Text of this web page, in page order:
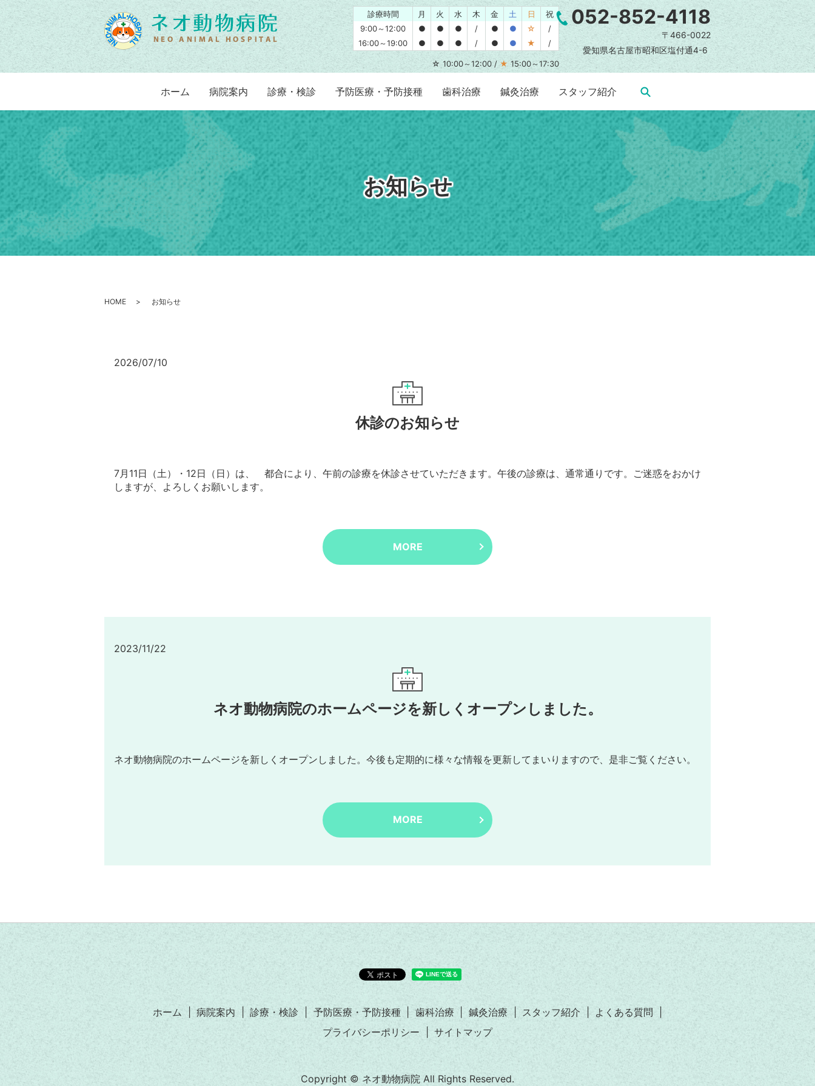
診療時間 月 火 水 木 金 土 日
祝
9:00～12:00
● ● ● / ● ● ☆
/
16:00～19:00
● ● ● / ● ● ★ /
☆ 10:00～12:00 / ★ 15:00～17:30
052-852-4118
〒466-0022
愛知県名古屋市昭和区塩付通4-6
ホーム 病院案内 診療・検診 予防医療・予防接種 歯科治療 鍼灸治療 スタッフ紹介
お知らせ
HOME お知らせ
2026/07/10
休診のお知らせ
7月11日（土）・12日（日）は、 都合により、午前の診療を休診させていただきます。午後の診療は、通常通りです。ご迷惑をおかけ
しますが、よろしくお願いします。
MORE
2023/11/22
ネオ動物病院のホームページを新しくオープンしました。
ネオ動物病院のホームページを新しくオープンしました。今後も定期的に様々な情報を更新してまいりますので、是非ご覧ください。
MORE
ホーム 病院案内 診療・検診 予防医療・予防接種 歯科治療 鍼灸治療 スタッフ紹介
よくある質問
プライバシーポリシー
サイトマップ
Copyright © ネオ動物病院 All Rights Reserved.